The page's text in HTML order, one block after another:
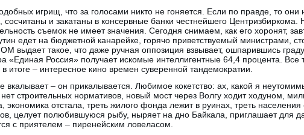
игрищ, что за голосами никто не гоняется. Если по правде, то
сосчитаны и закатаны в консервные банки честнейшего
съемок не имеет значения. Сегодня снимаем, как его хоронят,
едет на бюджетной канарейке, горячо приветствуемый министрами,
выдает такое, что даже ручная оппозиция взвывает, ошпарившись
«Единая Россия» получает искомые интеллигентные 64,4 процента. Все
итоге – интересное кино времен суверенной тандемократии.
вкалывает – он прикалывается. Любимое кокетство: ах, какой я
нет строительных нормативов, новый мост через Волгу ходит ходуном,
экономика отстала, треть жилого фонда лежит в руинах, треть населения
целует полюбившуюся рыбу, ныряет на дно Байкала, приглашает для
с приятелем – пиренейским ловеласом.